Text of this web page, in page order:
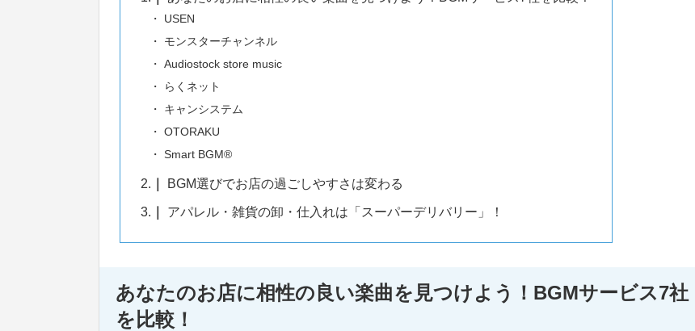
USEN
モンスターチャンネル
Audiostock store music
らくネット
キャンシステム
OTORAKU
Smart BGM®
2. BGM選びでお店の過ごしやすさは変わる
3. アパレル・雑貨の卸・仕入れは「スーパーデリバリー」！
あなたのお店に相性の良い楽曲を見つけよう！BGMサービス7社
を比較！